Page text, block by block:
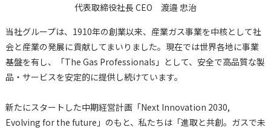
代表取締役社長 CEO 渡邉 忠治
当社グループは、1910年の創業以来、産業ガス事業を中核として社
会と産業の発展に貢献してまいりました。現在では世界各地に事業
基盤を有し、「The Gas Professionals」として、安全で高品質な製
品・サービスを安定的に提供し続けています。
新たにスタートした中期経営計画「Next Innovation 2030,
Evolving for the future」のもと、私たちは「進取と共創。ガスで未